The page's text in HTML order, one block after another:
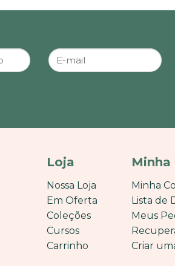
Loja
Nossa Loja
Em Oferta
Coleções
Cursos
Carrinho
Minha
Minha
Lista de
Meus
Criar